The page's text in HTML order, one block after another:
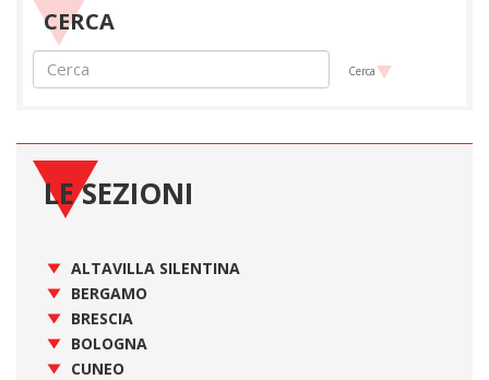
CERCA
Cerca
LE SEZIONI
ALTAVILLA SILENTINA
BERGAMO
BRESCIA
BOLOGNA
CUNEO